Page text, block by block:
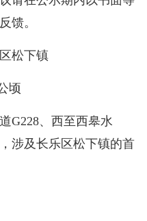
馈。
松下镇
顷
、西至西皋水
涉及长乐区松下镇的首